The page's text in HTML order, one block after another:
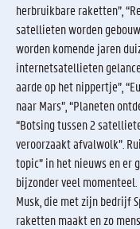
herbruikbare raketten”,
satellieten worden
worden komende jaren
internetsatellieten
aarde op het nippertje”,
naar Mars”, “Planeten
“Botsing tussen 2
veroorzaakt afvalwolk”.
topic” in het nieuws en er
bijzonder veel momenteel.
Musk, die met zijn bedrijf
raketten maakt en zo